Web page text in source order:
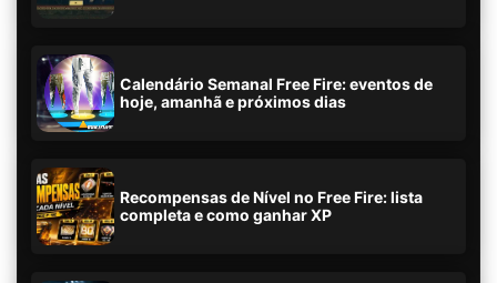
Calendário Semanal Free Fire: eventos de
hoje, amanhã e próximos dias
Recompensas de Nível no Free Fire: lista
completa e como ganhar XP